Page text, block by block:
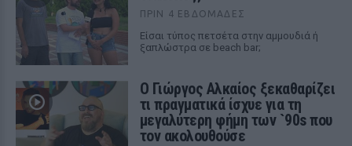
ΠΡΙΝ 4 ΕΒΔΟΜΆΔΕΣ
Είσαι τύπος πετσέτα στην αμμουδιά ή
ξαπλώστρα σε beach bar;
Ο Γιώργος Αλκαίος ξεκαθαρίζει
τι πραγματικά ίσχυε για τη
μεγαλύτερη φήμη των `90s που
τον ακολουθούσε